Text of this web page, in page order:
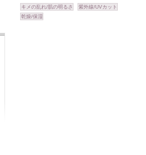
キメの乱れ/肌の明るさ
紫外線/UVカット
乾燥/保湿